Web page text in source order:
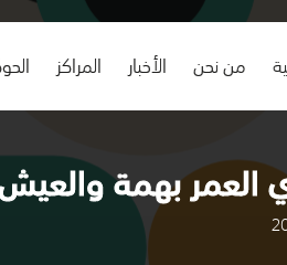
من نحن الأخبار المراكز
بهمة